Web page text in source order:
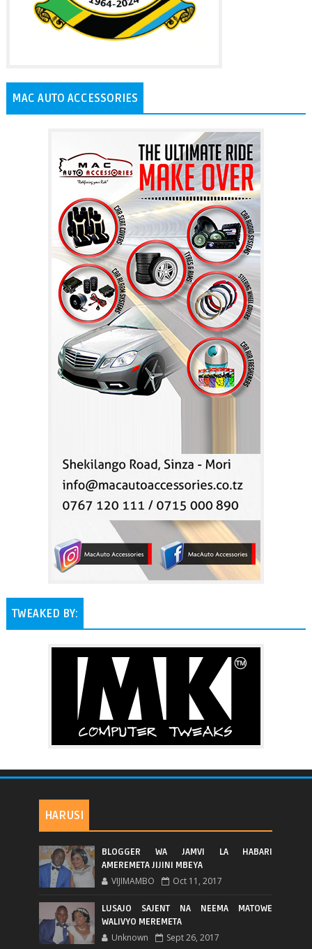
MAC AUTO ACCESSORIES
TWEAKED BY:
HARUSI
BLOGGER WA JAMVI LA HABARI
AMEREMETA JIJINI MBEYA
VIJIMAMBO Oct 11, 2017
LUSAJO SAJENT NA NEEMA MATOWE
WALIVYO MEREMETA
Unknown Sept 26, 2017